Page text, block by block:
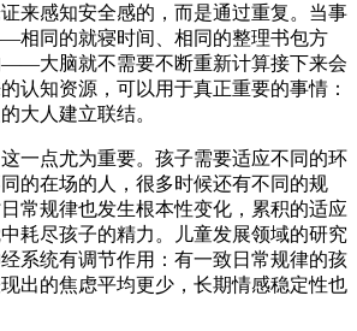
来感知安全感的，而是通过重复。当事
相同的就寝时间、相同的整理书包方
大脑就不需要不断重新计算接下来会
认知资源，可以用于真正重要的事情：
大人建立联结。
一点尤为重要。孩子需要适应不同的环
的在场的人，很多时候还有不同的规
常规律也发生根本性变化，累积的适应
耗尽孩子的精力。儿童发展领域的研究
系统有调节作用：有一致日常规律的孩
出的焦虑平均更少，长期情感稳定性也